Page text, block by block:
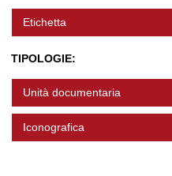
Etichetta
TIPOLOGIE:
Unità documentaria
Iconografica